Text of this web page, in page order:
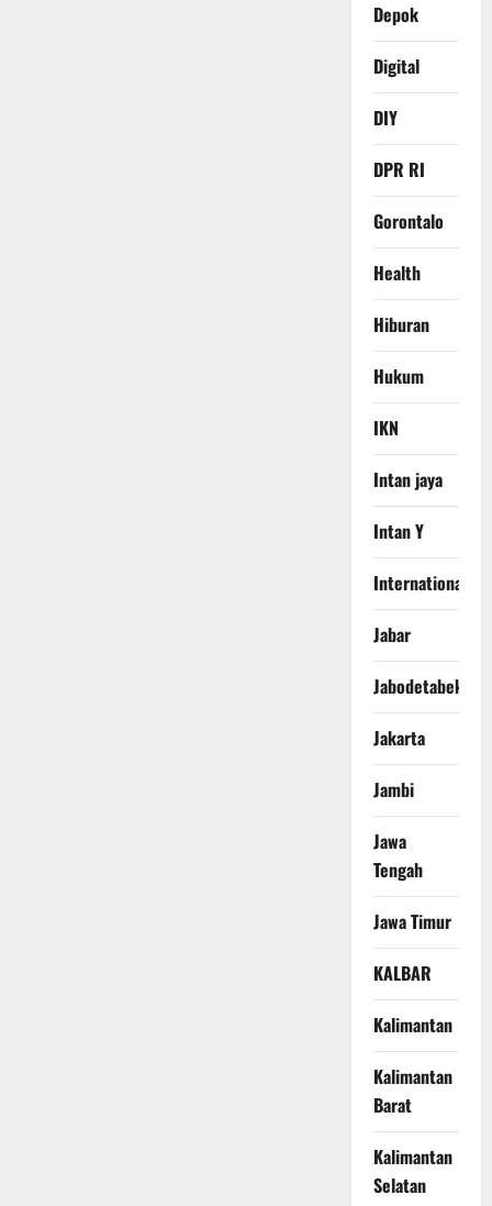
Depok
Digital
DIY
DPR RI
Gorontalo
Health
Hiburan
Hukum
IKN
Intan jaya
Intan Y
International
Jabar
Jabodetabek
Jakarta
Jambi
Jawa
Tengah
Jawa Timur
KALBAR
Kalimantan
Kalimantan
Barat
Kalimantan
Selatan